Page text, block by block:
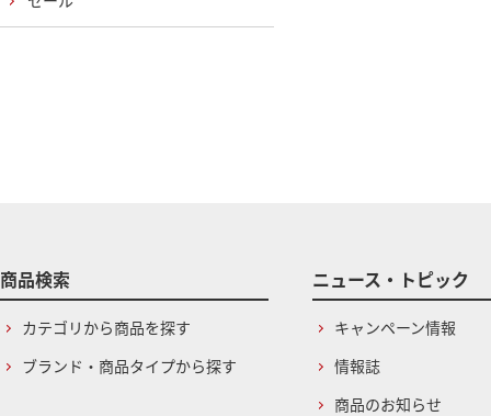
商品検索
カテゴリから商品を探す
ブランド・商品タイプから探す
ニュース・トピック
キャンペーン情報
情報誌
商品のお知らせ